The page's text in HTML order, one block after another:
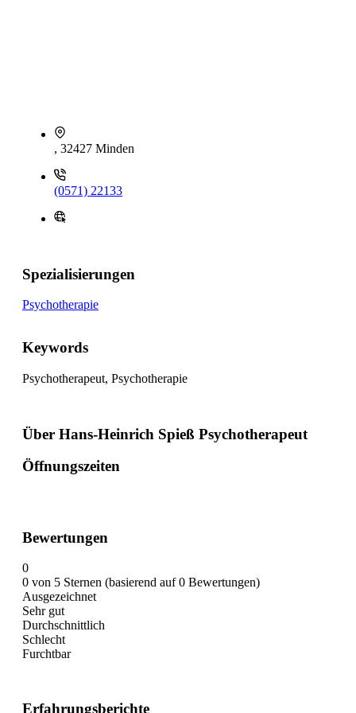
, 32427 Minden
(0571) 22133
Spezialisierungen
Psychotherapie
Keywords
Psychotherapeut, Psychotherapie
Über Hans-Heinrich Spieß Psychotherapeut
Öffnungszeiten
Bewertungen
0
0 von 5 Sternen (basierend auf 0 Bewertungen)
Ausgezeichnet
Sehr gut
Durchschnittlich
Schlecht
Furchtbar
Erfahrungsberichte